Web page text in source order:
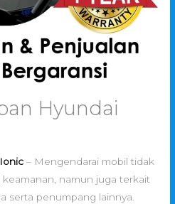
Hyundai
– Mengendarai mobil tidak
namun juga terkait
serta penumpang lainnya.